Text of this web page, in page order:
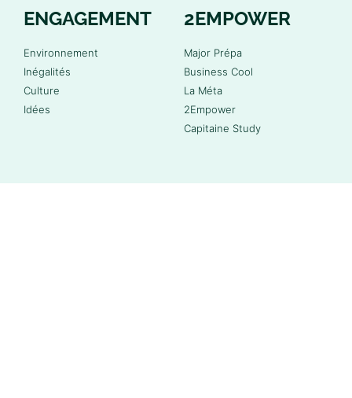
ENGAGEMENT
Environnement
Inégalités
Culture
Idées
2EMPOWER
Major Prépa
Business Cool
La Méta
2Empower
Capitaine Study